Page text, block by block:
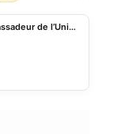
Stéphane Mund nommé ambassadeur de l’Union européenne au Bénin